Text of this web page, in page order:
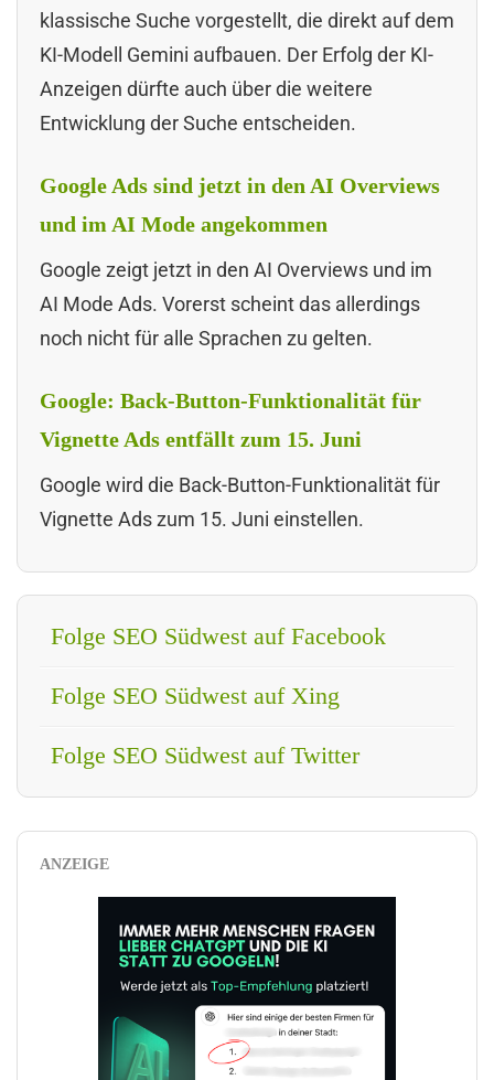
klassische Suche vorgestellt, die direkt auf dem
KI-Modell Gemini aufbauen. Der Erfolg der KI-
Anzeigen dürfte auch über die weitere
Entwicklung der Suche entscheiden.
Google Ads sind jetzt in den AI Overviews
und im AI Mode angekommen
Google zeigt jetzt in den AI Overviews und im
AI Mode Ads. Vorerst scheint das allerdings
noch nicht für alle Sprachen zu gelten.
Google: Back-Button-Funktionalität für
Vignette Ads entfällt zum 15. Juni
Google wird die Back-Button-Funktionalität für
Vignette Ads zum 15. Juni einstellen.
Folge SEO Südwest auf Facebook
Folge SEO Südwest auf Xing
Folge SEO Südwest auf Twitter
ANZEIGE